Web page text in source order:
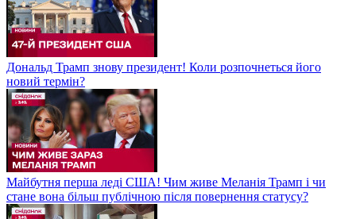
Дональд Трамп знову президент! Коли розпочнеться його
новий термін?
Майбутня перша леді США! Чим живе Меланія Трамп і чи
стане вона більш публічною після повернення статусу?